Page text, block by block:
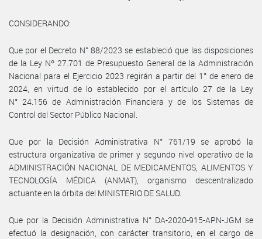
CONSIDERANDO:
Que por el Decreto N° 88/2023 se estableció que las disposiciones
de la Ley Nº 27.701 de Presupuesto General de la Administración
Nacional para el Ejercicio 2023 regirán a partir del 1° de enero de
2024, en virtud de lo establecido por el artículo 27 de la Ley
N° 24.156 de Administración Financiera y de los Sistemas de
Control del Sector Público Nacional.
Que por la Decisión Administrativa N° 761/19 se aprobó la
estructura organizativa de primer y segundo nivel operativo de la
ADMINISTRACIÓN NACIONAL DE MEDICAMENTOS, ALIMENTOS Y
TECNOLOGÍA MÉDICA (ANMAT), organismo descentralizado
actuante en la órbita del MINISTERIO DE SALUD.
Que por la Decisión Administrativa N° DA-2020-915-APN-JGM se
efectuó la designación, con carácter transitorio, en el cargo de